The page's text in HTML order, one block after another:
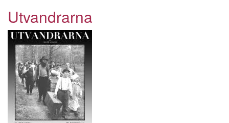
Utvandrarna